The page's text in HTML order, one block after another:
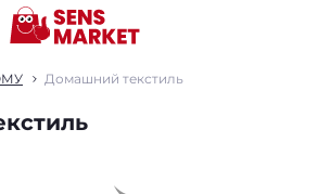
Домашний текстиль